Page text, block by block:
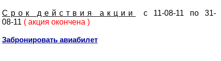
Срок действия акции
с 11-08-11 по 31-
08-11 ( акция окончена )
Забронировать авиабилет